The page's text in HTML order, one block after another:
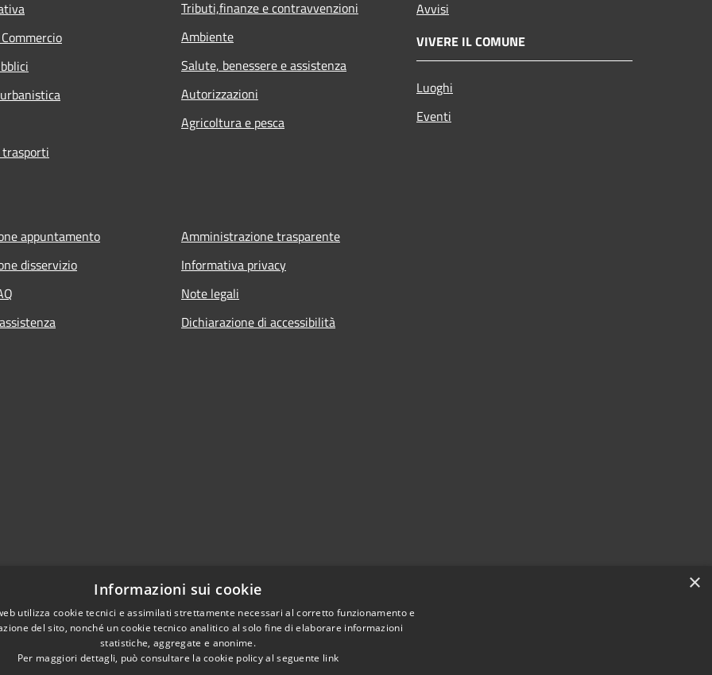
Tributi,finanze e contravvenzioni
Ambiente
Salute, benessere e assistenza
Autorizzazioni
Agricoltura e pesca
Avvisi
VIVERE IL COMUNE
Luoghi
Eventi
appuntamento
disservizio
Amministrazione trasparente
Informativa privacy
Note legali
Dichiarazione di accessibilità
×
Informazioni sui cookie
utilizza cookie tecnici e assimilati strettamente necessari al corretto funzionamento e
del sito, nonché un cookie tecnico analitico al solo fine di elaborare informazioni
statistiche, aggregate e anonime.
Per maggiori dettagli, può consultare la cookie policy al seguente link